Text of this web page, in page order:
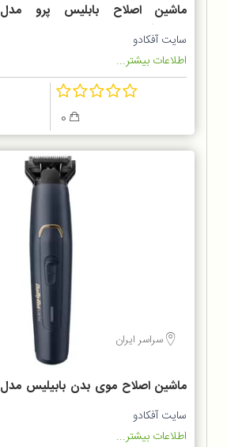
ماشین اصلاح بابلیس پرو مدل
FX726SDE
سایت آفکادو
اطلاعات بیشتر...
سراسر ایران
ماشین اصلاح موی بدن بابیلیس مدل
BG120SDE
سایت آفکادو
اطلاعات بیشتر...